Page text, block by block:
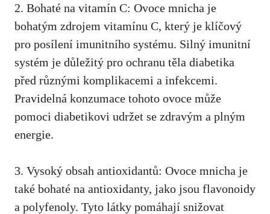
2. Bohaté na vitamín C: Ovoce mnicha je
bohatým zdrojem​ vitamínu C, který je klíčový
pro posílení imunitního systému. Silný imunitní⁢
systém ‍je důležitý pro ochranu těla​ diabetika
před různými komplikacemi a infekcemi.
Pravidelná konzumace tohoto ‍ovoce může
pomoci ​diabetikovi udržet se zdravým a plným
energie.
3. Vysoký obsah antioxidantů: Ovoce mnicha je
také bohaté ⁣na antioxidanty, jako⁤ jsou flavonoidy
a polyfenoly. Tyto látky pomáhají snižovat